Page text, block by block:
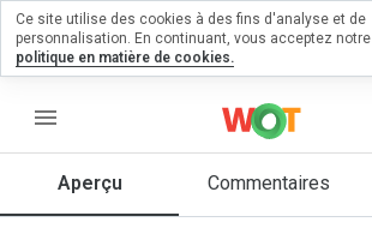
menu
Aperçu Commentaires
sur
Quelle
Ce site utilise des cookies à des fins d'analyse et de
personnalisation. En continuant, vous acceptez notre
politique en matière de cookies.